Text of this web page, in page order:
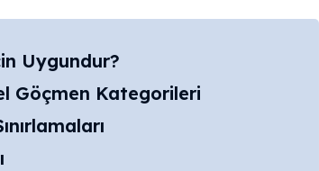
Uygundur?
Göçmen Kategorileri